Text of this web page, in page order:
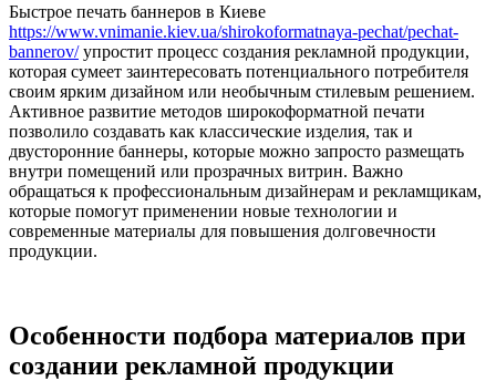
Быстрое печать баннеров в Киеве
https://www.vnimanie.kiev.ua/shirokoformatnaya-pechat/pechat-
bannerov/упростит процесс создания рекламной продукции,
которая сумеет заинтересовать потенциального потребителя
своим ярким дизайном или необычным стилевым решением.
Активное развитие методов широкоформатной печати
позволило создавать как классические изделия, так и
двусторонние баннеры, которые можно запросто размещать
внутри помещений или прозрачных витрин. Важно
обращаться к профессиональным дизайнерам и рекламщикам,
которые помогут применении новые технологии и
современные материалы для повышения долговечности
продукции.
Особенности подбора материалов при
создании рекламной продукции